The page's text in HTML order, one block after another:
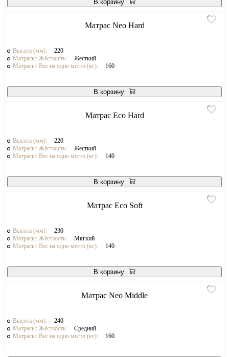
В корзину
Матрас Neo Hard
Высота (мм):
220
Матрасы: Жёсткость:
Жесткий
Матрасы: Вес на одно место (кг):
160
В корзину
Матрас Eco Hard
Высота (мм):
220
Матрасы: Жёсткость:
Жесткий
Матрасы: Вес на одно место (кг):
140
В корзину
Матрас Eco Soft
Высота (мм):
230
Матрасы: Жёсткость:
Мягкий
Матрасы: Вес на одно место (кг):
140
В корзину
Матрас Neo Middle
Высота (мм):
240
Матрасы: Жёсткость:
Средний
Матрасы: Вес на одно место (кг):
160